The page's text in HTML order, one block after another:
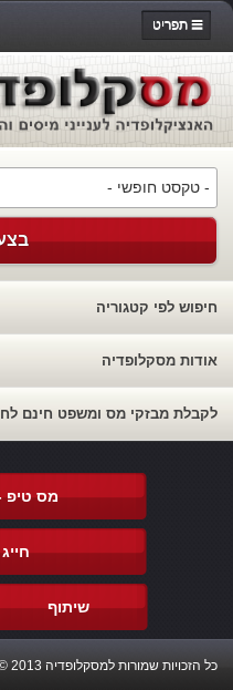
תפריט
חיפוש לפי קטגוריה
אודות מסקלופדיה
לקבלת מבזקי מס ומשפט חינם
מס טיפ
שיתוף
כל הזכויות שמורות למסקלופדיה 2013 ©